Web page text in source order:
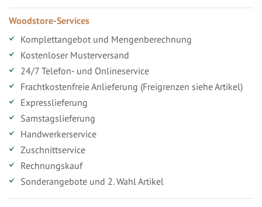
Woodstore-Services
Komplettangebot und Mengenberechnung
Kostenloser Musterversand
24/7 Telefon- und Onlineservice
Frachtkostenfreie Anlieferung (Freigrenzen siehe Artikel)
Expresslieferung
Samstagslieferung
Handwerkerservice
Zuschnittservice
Rechnungskauf
Sonderangebote und 2. Wahl Artikel